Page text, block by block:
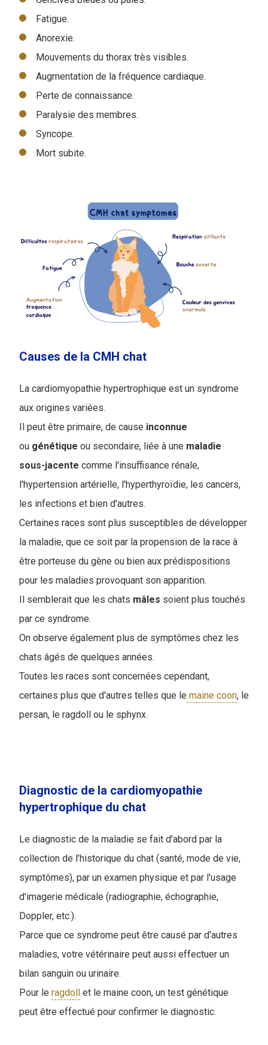
Fatigue.
Anorexie.
Mouvements du thorax très visibles.
Augmentation de la fréquence cardiaque.
Perte de connaissance.
Paralysie des membres.
Syncope.
Mort subite.
Causes de la CMH chat
La cardiomyopathie hypertrophique est un syndrome
aux origines variées.
Il peut être primaire, de cause inconnue
ou génétique ou secondaire, liée à une maladie
sous-jacente comme l'insuffisance rénale,
l'hypertension artérielle, l'hyperthyroïdie, les cancers,
les infections et bien d'autres.
Certaines races sont plus susceptibles de développer
la maladie, que ce soit par la propension de la race à
être porteuse du gène ou bien aux prédispositions
pour les maladies provoquant son apparition.
Il semblerait que les chats mâles soient plus touchés
par ce syndrome.
On observe également plus de symptômes chez les
chats âgés de quelques années.
Toutes les races sont concernées cependant,
certaines plus que d'autres telles que le maine coon, le
persan, le ragdoll ou le sphynx.
Diagnostic de la cardiomyopathie
hypertrophique du chat
Le diagnostic de la maladie se fait d'abord par la
collection de l’historique du chat (santé, mode de vie,
symptômes), par un examen physique et par l'usage
d'imagerie médicale (radiographie, échographie,
Doppler, etc.).
Parce que ce syndrome peut être causé par d'autres
maladies, votre vétérinaire peut aussi effectuer un
bilan sanguin ou urinaire.
Pour le ragdoll et le maine coon, un test génétique
peut être effectué pour confirmer le diagnostic.